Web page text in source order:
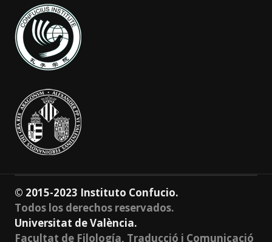
© 2015-2023 Instituto Confucio.
Todos los derechos reservados.
Universitat de València.
Facultat de Filología, Traducció i Comunicació